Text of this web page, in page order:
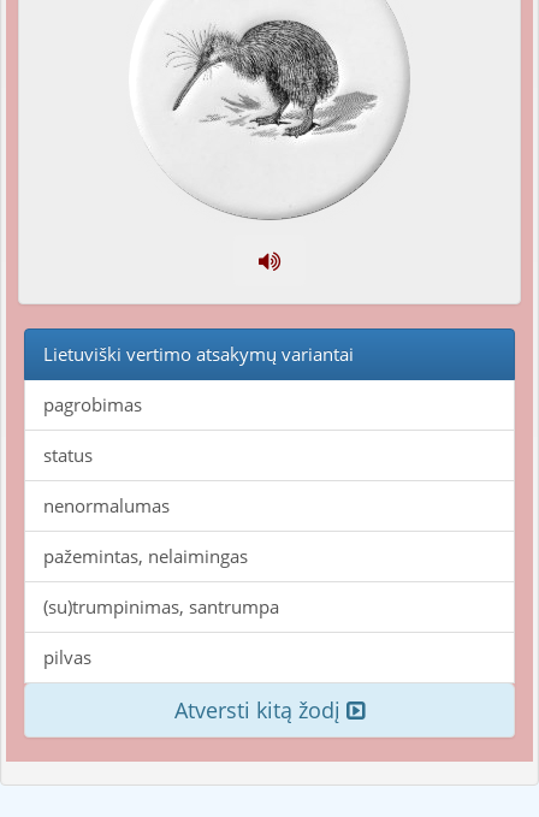
Lietuviški vertimo atsakymų variantai
pagrobimas
status
nenormalumas
pažemintas, nelaimingas
(su)trumpinimas, santrumpa
pilvas
Atversti kitą žodį